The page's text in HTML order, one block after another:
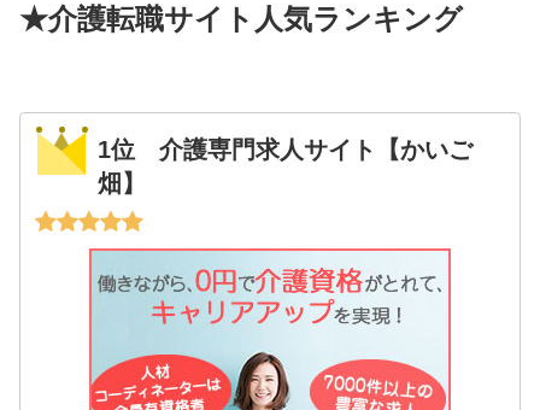
★介護転職サイト人気ランキング
1位 介護専門求人サイト【かいご
畑】